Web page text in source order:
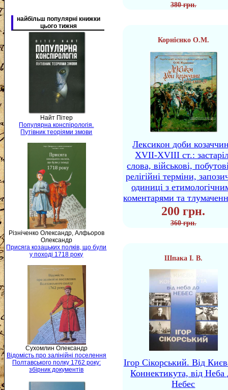
найбільш популярні книжки
цього тижня
Найт Пітер
Популярна конспірологія.
Путівник теоріями змови
Різніченко Олександр, Алфьоров
Олександр
Присяга козацьких полків, що були
у поході 1718 року
Сухомлин Олександр
Відомість про залінійні поселення
Полтавського полку 1762 року:
збірник документів
380 грн.
Корнієнко О.М.
Лексикон доби
XVII-XVIII ст.:
слова, військові,
релігійні терміни,
одиниці з
коментарями та
200 грн.
360 грн.
Шпака І. В.
Ігор Сікорський. Від
Коннектикута, від Неба
Небес